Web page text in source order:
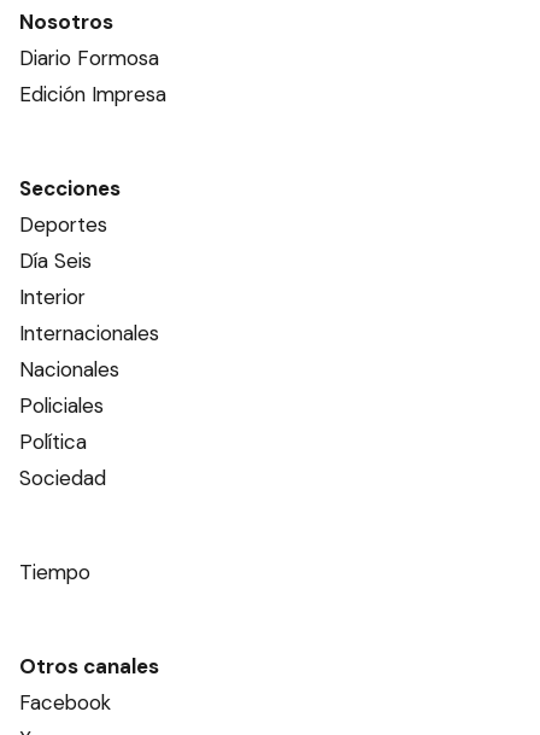
Nosotros
Diario Formosa
Edición Impresa
Secciones
Deportes
Día Seis
Interior
Internacionales
Nacionales
Policiales
Política
Sociedad
Tiempo
Otros canales
Facebook